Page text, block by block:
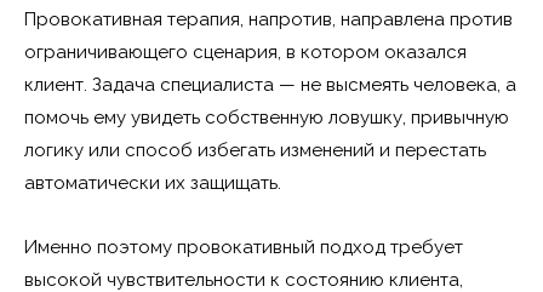
Провокативная терапия, напротив, направлена против
ограничивающего сценария, в котором оказался
клиент. Задача специалиста — не высмеять человека, а
помочь ему увидеть собственную ловушку, привычную
логику или способ избегать изменений и перестать
автоматически их защищать.
Именно поэтому провокативный подход требует
высокой чувствительности к состоянию клиента,